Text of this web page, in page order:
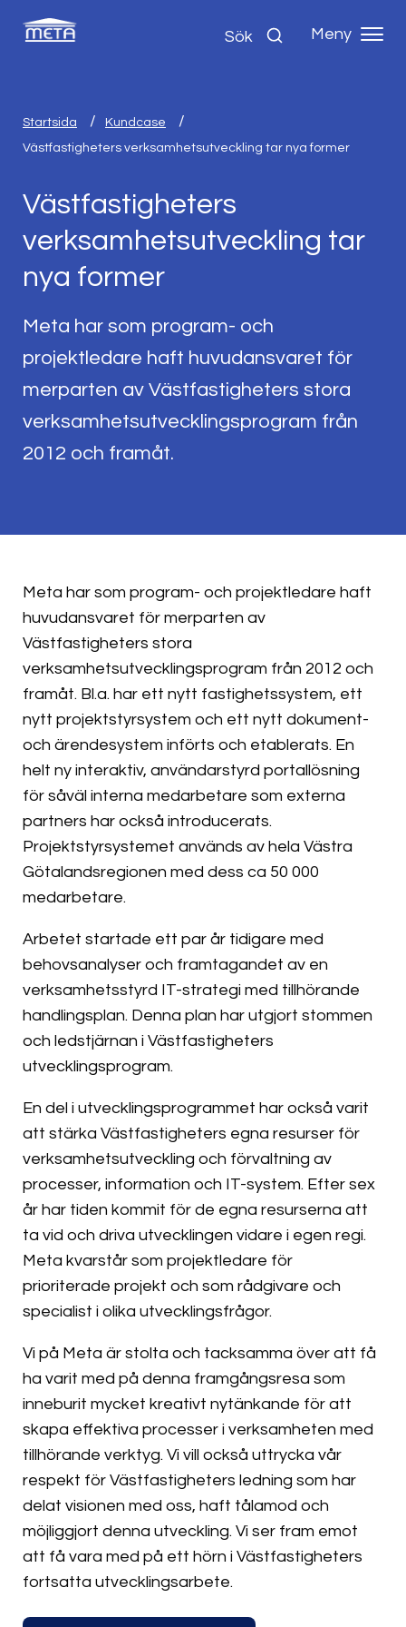
Sök Meny
Startsida
Kundcase
Västfastigheters verksamhetsutveckling tar nya former
Västfastigheters
verksamhetsutveckling tar
nya former
Meta har som program- och
projektledare haft huvudansvaret för
merparten av Västfastigheters stora
verksamhetsutvecklingsprogram från
2012 och framåt.
Meta har som program- och projektledare haft
huvudansvaret för merparten av
Västfastigheters stora
verksamhetsutvecklingsprogram från 2012 och
framåt. Bl.a. har ett nytt fastighetssystem, ett
nytt projektstyrsystem och ett nytt dokument-
och ärendesystem införts och etablerats. En
helt ny interaktiv, användarstyrd portallösning
för såväl interna medarbetare som externa
partners har också introducerats.
Projektstyrsystemet används av hela Västra
Götalands­regionen med dess ca 50 000
medarbetare.
Arbetet startade ett par år tidigare med
behovsanalyser och framtagandet av en
verksamhetsstyrd IT-strategi med tillhörande
handlingsplan. Denna plan har utgjort stommen
och ledstjärnan i Västfastigheters
utvecklingsprogram.
En del i utvecklingsprogrammet har också varit
att stärka Västfastigheters egna resurser för
verksamhetsutveckling och förvaltning av
processer, information och IT-system. Efter sex
år har tiden kommit för de egna resurserna att
ta vid och driva utvecklingen vidare i egen regi.
Meta kvarstår som projektledare för
prioriterade projekt och som rådgivare och
specialist i olika utvecklingsfrågor.
Vi på Meta är stolta och tacksamma över att få
ha varit med på denna framgångsresa som
inneburit mycket kreativt nytänkande för att
skapa effektiva processer i verksamheten med
tillhörande verktyg. Vi vill också uttrycka vår
respekt för Västfastigheters ledning som har
delat visionen med oss, haft tålamod och
möjliggjort denna utveckling. Vi ser fram emot
att få vara med på ett hörn i Västfastigheters
fortsatta utvecklingsarbete.